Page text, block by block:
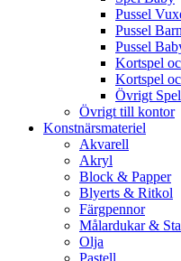
Pussel
Pussel Barn
Pussel
Kortspel
Kortspel
Övrigt
Övrigt till kontor
Konstnärsmateriel
Akvarell
Akryl
Block & Papper
Blyerts & Ritkol
Färgpennor
Målardukar &
Olja
Pastell